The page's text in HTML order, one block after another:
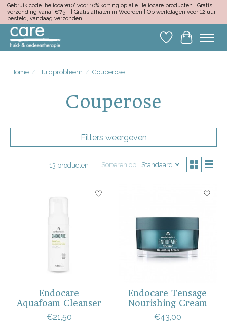
Gebruik code 'heliocare10' voor 10% korting op alle Heliocare producten | Gratis
verzending vanaf €75,- | Gratis afhalen in Woerden | Op werkdagen voor 12 uur
besteld, vandaag verzonden
Verlanglijst
Home / Huidprobleem / Couperose
Couperose
Filters weergeven
13 producten Sorteren op Standaard
Endocare
Aquafoam Cleanser
€21,50
Endocare Tensage
Nourishing Cream
€43,00